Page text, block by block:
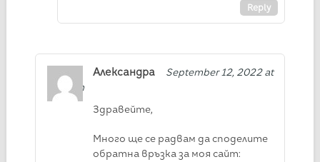
Reply
Александра
September 12, 2022 at
3:13 pm
Здравейте,
Много ще се радвам да споделите
обратна връзка за моя сайт: